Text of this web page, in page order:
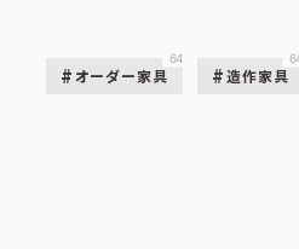
オーダー家具
64
造作家具